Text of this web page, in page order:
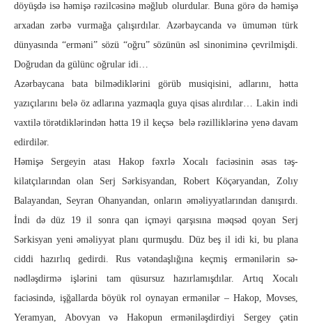
döyüşdə isə həmişə rəzilcəsinə mə­ğ­­­­lub olurdular. Buna görə də həmişə
arxadan zərbə vurmağa çalışırdılar. Azərbaycanda və ümumən türk
dünyasında “er­­­­­məni” sözü “oğru” sözünün əsl sinoniminə çevrilmişdi.
Doğ­­­­­­­­­­­­ru­dan da gülünc oğrular idi…
Azərbaycana bata bilmədiklərini görüb mu­­­­­­­­­­­­­si­­­­­qisini, adlarını, hətta
yazıçılarını belə öz adlarına yaz­maq­­­­­­­la guya qisas alırdılar… Lakin indi
vaxtilə törətdiklərindən hətta 19 il keçsə belə rəzilliklərinə yenə davam
edirdilər.
Həmişə Sergeyin atası Hakop fəxrlə Xocalı faciəsinin əsas təş­­­­
kilatçılarından olan Serj Sərkisyandan, Robert Köçəryandan, Zo­­­lıy
Balayandan, Seyran Ohanyandan, onların əməliyyat­la­rın­dan danışırdı.
İndi də düz 19 il sonra qan içməyi qarşısına məqsəd qoyan Serj
Sərkisyan yeni əməliyyat planı qurmuşdu. Düz beş il idi ki, bu plana
cid­­­di hazırlıq gedirdi. Rus vətəndaşlığına keçmiş ermə­nilərin sə­­­­­
nədləşdirmə işlərini tam qüsursuz hazırlamış­dılar. Ar­tıq Xo­ca­­­­­lı
faciəsində, işğallarda böyük rol oynayan ermə­nilər – Ha­kop, Movses,
Yeramyan, Abovyan və Hakopun er­mə­­ni­ləş­dir­di­yi Sergey çətin